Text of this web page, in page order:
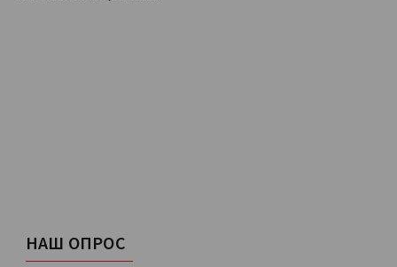
НАШ ОПРОС